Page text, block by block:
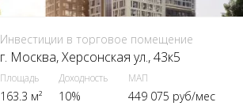
Инвестиции в торговое помещение
г. Москва, Херсонская ул., 43к5
Площадь
163.3 м²
Доходность
10%
МАП
449 075 руб/мес